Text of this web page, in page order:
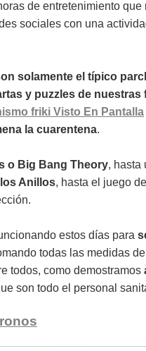
de entretenimiento
sociales con una
solamente el típico
y puzzles de
friki Visto En Pantalla
la cuarentena.
o Big Bang Theory, hasta
Anillos, hasta el juego de
estos días para
todas las medidas
todos, como demostramos
son todo el personal